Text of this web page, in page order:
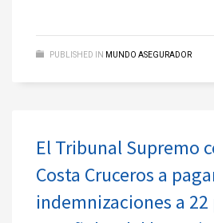
PUBLISHED IN MUNDO ASEGURADOR
El Tribunal Supremo
Costa Cruceros a
indemnizaciones a 22